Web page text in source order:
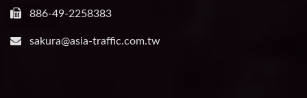
886-49-2258383
sakura@asia-traffic.com.tw